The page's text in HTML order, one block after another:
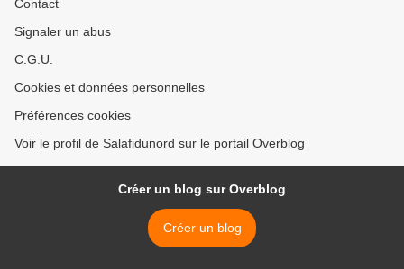
Contact
Signaler un abus
C.G.U.
Cookies et données personnelles
Préférences cookies
Voir le profil de Salafidunord sur le portail Overblog
Créer un blog sur Overblog
Créer un blog